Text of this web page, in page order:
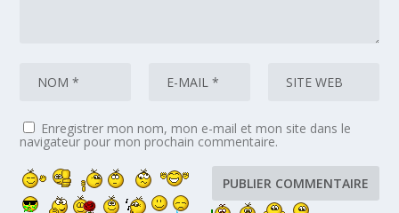
Enregistrer mon nom, mon e-mail et mon site dans le
navigateur pour mon prochain commentaire.